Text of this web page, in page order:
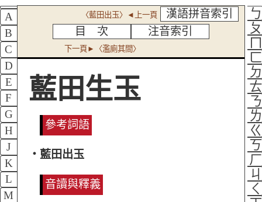
A
B
C
D
E
F
G
H
J
K
L
M
〈藍田出玉〉◄上一頁
漢語拼音索引
目 次
注音索引
下一頁►〈濫廁其間〉
藍田生玉
參考詞語
‧藍田出玉
音讀與釋義